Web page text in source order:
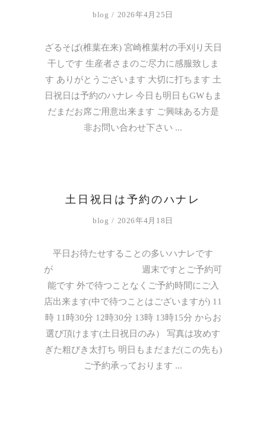
blog 2026年4月25日
ざるそば(椎葉在来) 宮崎椎葉村の手刈り天日
干しです 生産者さまのご尽力に感服致しま
す ありがとうございます 大切に打ちます 土
日祝日は予約のハナレ 今日も明日もGWもま
だまだお席ご用意出来ます ご興味ある方是
非お問い合わせ下さい
土日祝日は予約のハナレ
blog 2026年4月18日
平日お待たせすることの多いハナレです
が 週末ですとご予約可
能です 外で待つことなくご予約時間にご入
店出来ます(中で待つことはございますが) 11
時 11時30分 12時30分 13時 13時15分 からお
選び頂けます(土日祝日のみ） 写真は攻めす
ぎた粗びき太打ち 明日もまだまだ(この先も)
ご予約承っております